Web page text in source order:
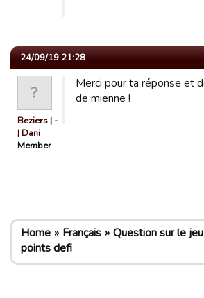
24/09/19 21:28
Beziers | -
| Dani
Member
Merci pour ta réponse et
de mienne !
Home Français Question sur le jeu
points defi